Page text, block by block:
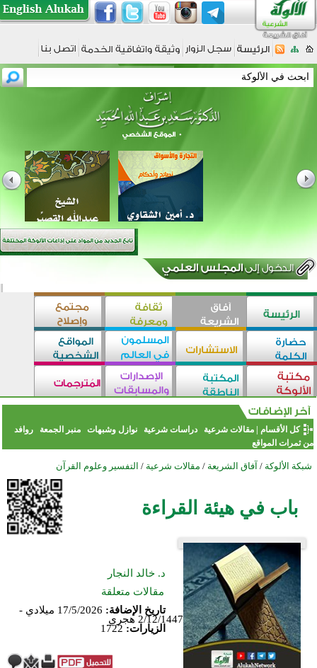
كل الأقسام |مقالات شرعية دراسات شرعية نوازل وشبهات منبر الجمعة
روافد
من ثمرات المواقع
شبكة الألوكة / آفاق الشريعة / مقالات شرعية / التفسير وعلوم القرآن
باب في هيئة القراءة
د. خالد النجار
مقالات متعلقة
تاريخ الإضافة:
17/5/2026 ميلادي -
2/12/1447 هجري
الزيارات: 1722